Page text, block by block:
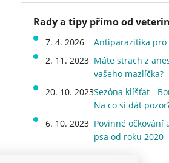
Rady a tipy přímo od
7. 4. 2026
Antiparazitika pro
2. 11. 2023 Máte strach z
vašeho mazlíčka?
20. 10. 2023Sezóna klíšťat -
Na co si dát
6. 10. 2023 Povinné očkování
psa od roku 2020